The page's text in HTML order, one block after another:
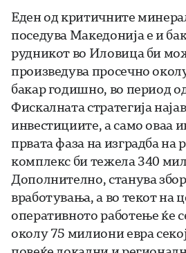
Еден од критичните
поседува Македонија е и
рудникот во Иловица би
произведува просечно
бакар годишно, во период
Фискалната стратегија
инвестициите, а само оваа
првата фаза на изградба на
комплекс би тежела 340
Дополнително, станува
вработувања, а во текот на
оперативното работење ќе
околу 75 милиони евра